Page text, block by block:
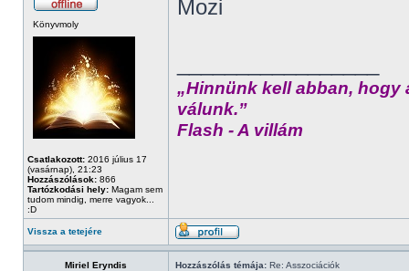
Könyvmoly
Csatlakozott: 2016 július 17
(vasárnap), 21:23
Hozzászólások: 866
Tartózkodási hely: Magam sem
tudom mindig, merre vagyok...
:D
Mozi
„Hinnünk kell abban, hogy
válunk.”
Flash - A villám
Vissza a tetejére
Miriel Eryndis Hozzászólás témája: Re: Asszociációk